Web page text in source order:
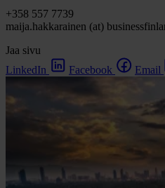
+358 557 7739
maija.hakkarainen (at)
Jaa sivu
LinkedIn
Facebook Email